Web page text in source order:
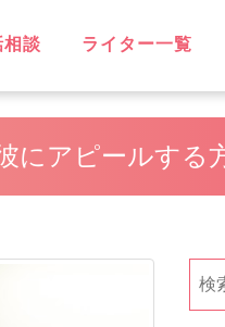
相談 ライター一覧
にアピールする